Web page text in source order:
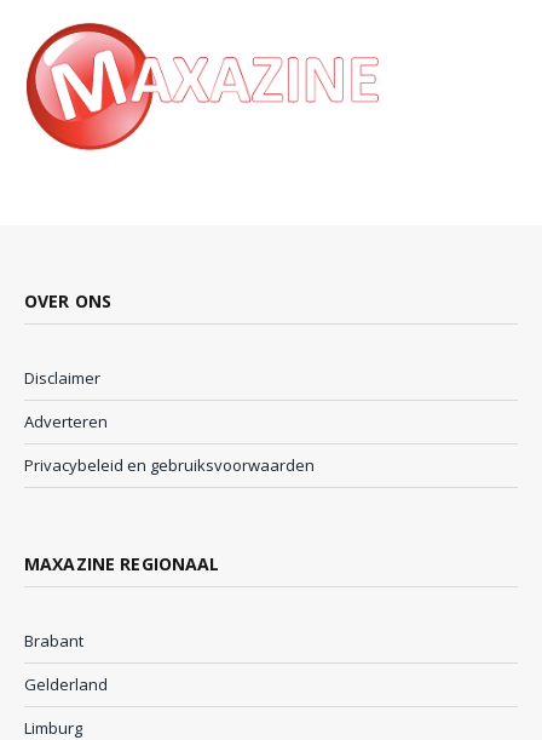
OVER ONS
Disclaimer
Adverteren
Privacybeleid en gebruiksvoorwaarden
MAXAZINE REGIONAAL
Brabant
Gelderland
Limburg